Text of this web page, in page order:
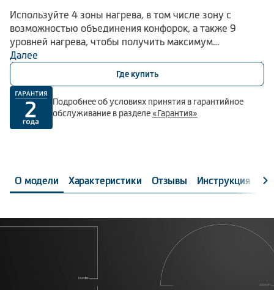
Используйте 4 зоны нагрева, в том числе зону с
возможностью объединения конфорок, а также 9
уровней нагрева, чтобы получить максимум
возможностей. Функция быстрого разогрева позволит
быстро вскипятить воду или добиться нужной
температуры. А индикация остаточного тепла,
блокировка от случайного нажатия и система
автоотключения и защиты от перелива позволят
использовать варочную панель BHI6420KFBB
Далее
Где купить
Подробнее об условиях принятия в гарантийное
обслуживание в разделе«Гарантия»
О модели Характеристики Отзывы Инструкция